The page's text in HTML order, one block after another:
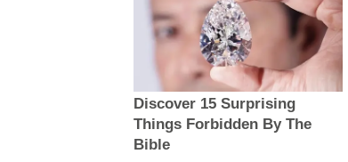
Discover 15 Surprising
Things Forbidden By The
Bible